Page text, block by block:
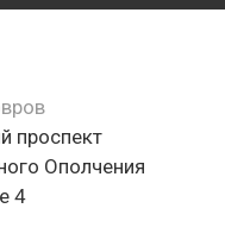
проспект
Ополчения
4